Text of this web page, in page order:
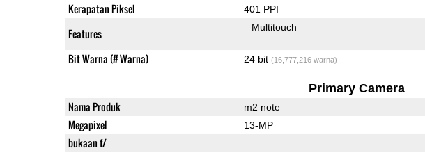
Kerapatan Piksel 401 PPI
Features Multitouch
Bit Warna (# Warna) 24 bit (16,777,216 warna)
Primary Camera
Nama Produk m2 note
Megapixel 13-MP
bukaan f/